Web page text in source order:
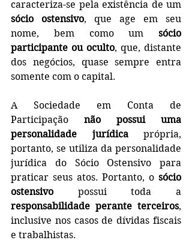
sócio ostensivo, que age em seu
nome, bem como um sócio
participante ou oculto, que, distante
dos negócios, quase sempre entra
somente com o capital.
A Sociedade em Conta de
Participação não possui uma
personalidade jurídica própria,
portanto, se utiliza da personalidade
jurídica do Sócio Ostensivo para
praticar seus atos. Portanto, o sócio
ostensivo
responsabilidade perante terceiros,
inclusive nos casos de dívidas fiscais
e trabalhistas.